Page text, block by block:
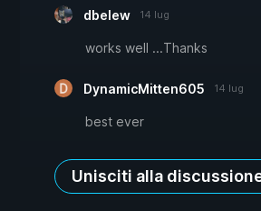
dbelew 14 lug
works well ...Thanks
DynamicMitten605 14 lug
best ever
Unisciti alla